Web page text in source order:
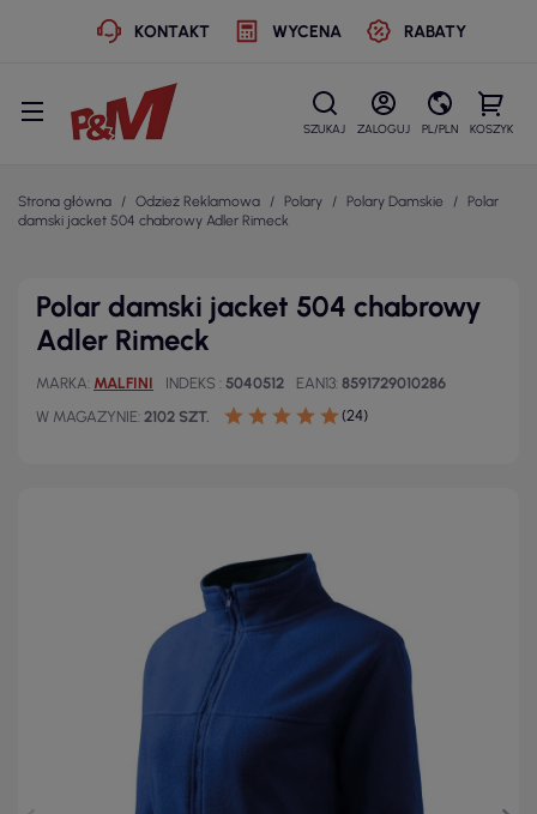
KONTAKT WYCENA RABATY
SZUKAJ ZALOGUJ PL/PLN KOSZYK
Strona główna Odzież Reklamowa Polary Polary Damskie
Polar
damski jacket 504 chabrowy Adler Rimeck
Polar damski jacket 504 chabrowy
Adler Rimeck
MARKA MALFINI INDEKS 5040512 EAN13 8591729010286
W MAGAZYNIE 2102 SZT. (24)